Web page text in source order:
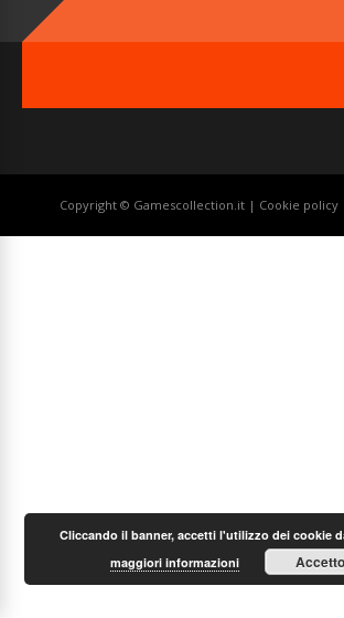
Copyright © Gamescollection.it | Cookie policy
Cliccando il banner, accetti l'utilizzo dei cookie
maggiori informazioni
Accetto